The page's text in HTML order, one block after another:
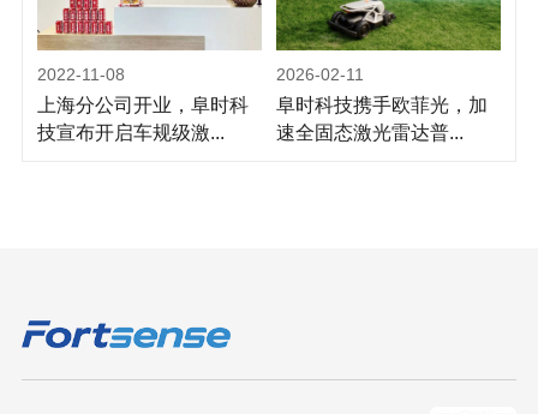
2022-11-08
上海分公司开业，阜时科
技宣布开启车规级激...
2026-02-11
阜时科技携手欧菲光，加
速全固态激光雷达普...